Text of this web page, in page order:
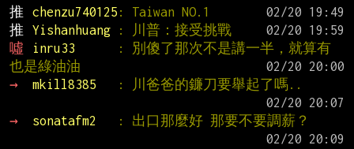
推
chenzu740125 : Taiwan NO.1
推
Yishanhuang : 川普：接受挑戰
噓
inru33
: 別傻了那次不是講一半，就算有
也是綠油油
→
mkill8385
: 川爸爸的鐮刀要舉起了嗎..
→
sonatafm2
: 出口那麼好 那要不要調薪？